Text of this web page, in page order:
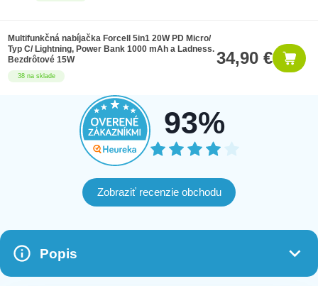
38 na sklade
Multifunkčná nabíjačka Forcell 5in1 20W PD Micro/
Typ C/ Lightning, Power Bank 1000 mAh a Ladness.
Bezdrôtové 15W
34,90 €
93%
Zobraziť recenzie obchodu
Popis